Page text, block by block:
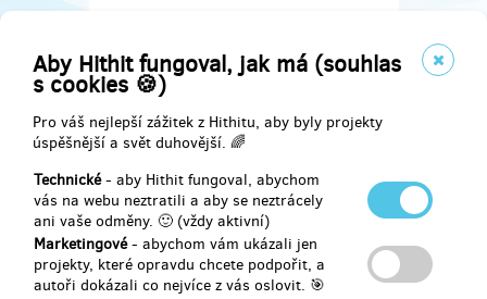
Aby Hithit fungoval, jak má (souhlas
s cookies 🍪)
Pro váš nejlepší zážitek z Hithitu, aby byly projekty
úspěšnější a svět duhovější. 🌈
Technické- aby Hithit fungoval, abychom
vás na webu neztratili a aby se neztrácely
ani vaše odměny. 🙂 (vždy aktivní)
Marketingové- abychom vám ukázali jen
projekty, které opravdu chcete podpořit, a
autoři dokázali co nejvíce z vás oslovit. 🎯
Najdete nás na